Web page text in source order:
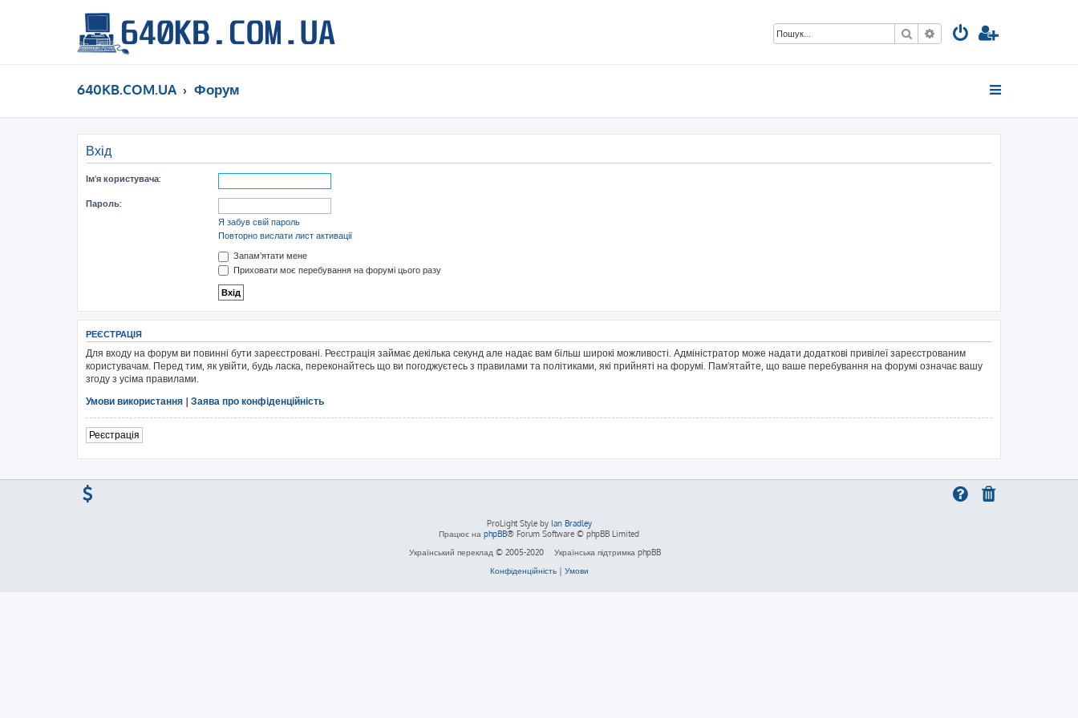
ПошукРозширений пошук
640KB.COM.UA Форум
Вхід
Ім'я користувача:
Пароль:
Я забув свій пароль
Повторно вислати лист активації
Запам'ятати мене
Приховати моє перебування на форумі цього разу
РЕЄСТРАЦІЯ
Для входу на форум ви повинні бути зареєстровані. Реєстрація займає декілька секунд але надає вам більш широкі можливості. Адміністратор може надати додаткові привілеї зареєстрованим
користувачам. Перед тим, як увійти, будь ласка, переконайтесь що ви погоджуєтесь з правилами та політиками, які прийняті на форумі. Пам'ятайте, що ваше перебування на форумі означає вашу
згоду з усіма правилами.
Умови використання | Заява про конфіденційність
Реєстрація
ProLight Style by Ian Bradley
Працює на phpBB® Forum Software © phpBB Limited
Український переклад © 2005-2020
Українська підтримка phpBB
Конфіденційність| Умови